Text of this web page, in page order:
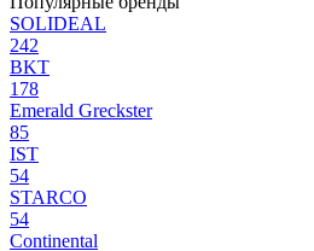
SOLIDEAL
242
BKT
178
Emerald Greckster
85
IST
54
STARCO
54
Continental